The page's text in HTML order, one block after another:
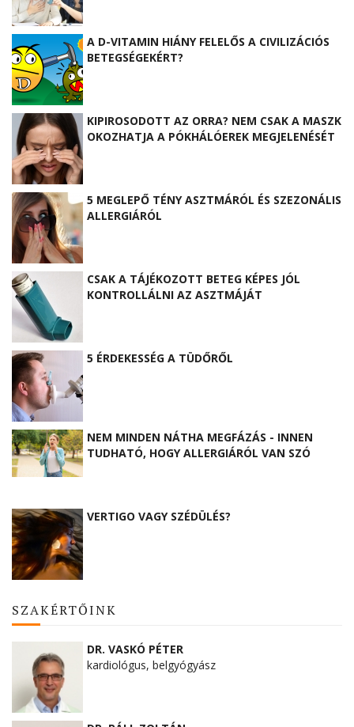
A D-VITAMIN HIÁNY FELELŐS A CIVILIZÁCIÓS
BETEGSÉGEKÉRT?
KIPIROSODOTT AZ ORRA? NEM CSAK A MASZK
OKOZHATJA A PÓKHÁLÓEREK MEGJELENÉSÉT
5 MEGLEPŐ TÉNY ASZTMÁRÓL ÉS SZEZONÁLIS
ALLERGIÁRÓL
CSAK A TÁJÉKOZOTT BETEG KÉPES JÓL
KONTROLLÁLNI AZ ASZTMÁJÁT
5 ÉRDEKESSÉG A TÜDŐRŐL
NEM MINDEN NÁTHA MEGFÁZÁS - INNEN
TUDHATÓ, HOGY ALLERGIÁRÓL VAN SZÓ
VERTIGO VAGY SZÉDÜLÉS?
SZAKÉRTŐINK
DR. VASKÓ PÉTER
kardiológus, belgyógyász